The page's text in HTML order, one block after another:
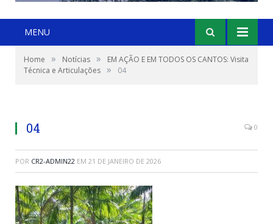
MENU
Home » Notícias »
EM AÇÃO E EM TODOS OS CANTOS: Visita
Técnica e Articulações » 04
04 0
POR CR2-ADMIN22 EM 21 DE JANEIRO DE 2026